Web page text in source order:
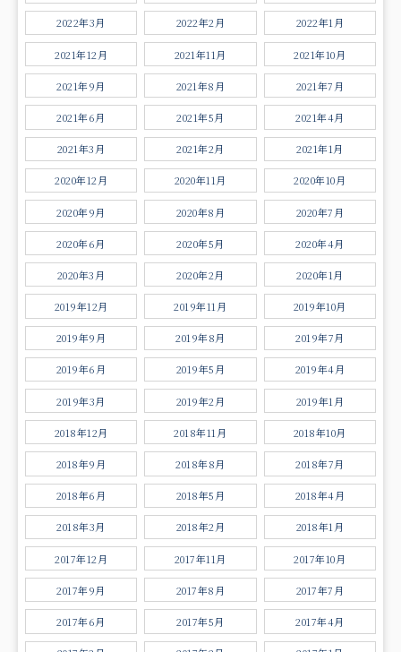
2022年3月 2022年2月 2022年1月
2021年12月 2021年11月 2021年10月
2021年9月 2021年8月 2021年7月
2021年6月 2021年5月 2021年4月
2021年3月 2021年2月 2021年1月
2020年12月 2020年11月 2020年10月
2020年9月 2020年8月 2020年7月
2020年6月 2020年5月 2020年4月
2020年3月 2020年2月 2020年1月
2019年12月 2019年11月 2019年10月
2019年9月 2019年8月 2019年7月
2019年6月 2019年5月 2019年4月
2019年3月 2019年2月 2019年1月
2018年12月 2018年11月 2018年10月
2018年9月 2018年8月 2018年7月
2018年6月 2018年5月 2018年4月
2018年3月 2018年2月 2018年1月
2017年12月 2017年11月 2017年10月
2017年9月 2017年8月 2017年7月
2017年6月 2017年5月 2017年4月